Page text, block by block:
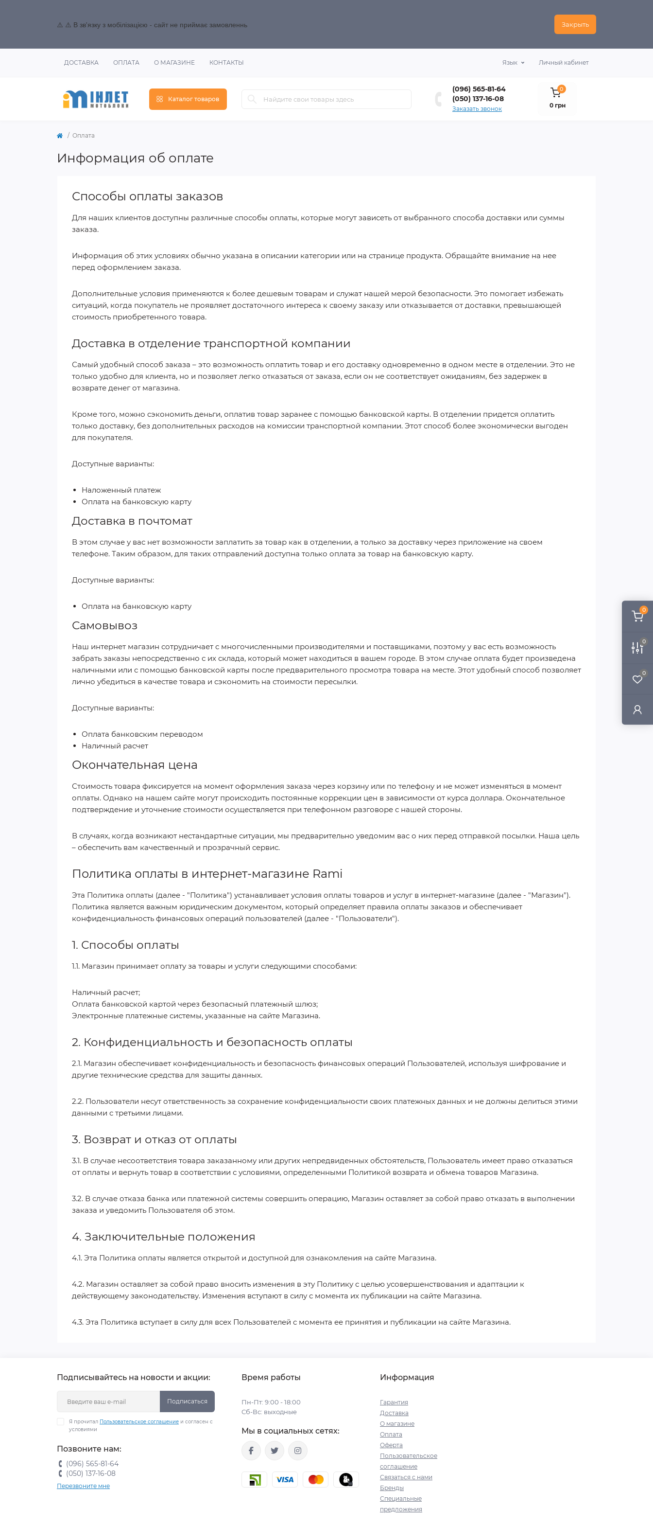
0
0
0
⚠️ ⚠️ В зв'язку з мобілізацією - сайт не приймає замовленнь Закрыть
ДОСТАВКА ОПЛАТА О МАГАЗИНЕ КОНТАКТЫ Язык Личный кабинет
Каталог товаров
(096) 565-81-64
(050) 137-16-08
Заказать звонок
0
0 грн
Оплата
Информация об оплате
Способы оплаты заказов
Для наших клиентов доступны различные способы оплаты, которые могут зависеть от выбранного способа доставки или суммы
заказа.
Информация об этих условиях обычно указана в описании категории или на странице продукта. Обращайте внимание на нее
перед оформлением заказа.
Дополнительные условия применяются к более дешевым товарам и служат нашей мерой безопасности. Это помогает избежать
ситуаций, когда покупатель не проявляет достаточного интереса к своему заказу или отказывается от доставки, превышающей
стоимость приобретенного товара.
Доставка в отделение транспортной компании
Самый удобный способ заказа – это возможность оплатить товар и его доставку одновременно в одном месте в отделении. Это не
только удобно для клиента, но и позволяет легко отказаться от заказа, если он не соответствует ожиданиям, без задержек в
возврате денег от магазина.
Кроме того, можно сэкономить деньги, оплатив товар заранее с помощью банковской карты. В отделении придется оплатить
только доставку, без дополнительных расходов на комиссии транспортной компании. Этот способ более экономически выгоден
для покупателя.
Доступные варианты:
Наложенный платеж
Оплата на банковскую карту
Доставка в почтомат
В этом случае у вас нет возможности заплатить за товар как в отделении, а только за доставку через приложение на своем
телефоне. Таким образом, для таких отправлений доступна только оплата за товар на банковскую карту.
Доступные варианты:
Оплата на банковскую карту
Самовывоз
Наш интернет магазин сотрудничает с многочисленными производителями и поставщиками, поэтому у вас есть возможность
забрать заказы непосредственно с их склада, который может находиться в вашем городе. В этом случае оплата будет произведена
наличными или с помощью банковской карты после предварительного просмотра товара на месте. Этот удобный способ позволяет
лично убедиться в качестве товара и сэкономить на стоимости пересылки.
Доступные варианты:
Оплата банковским переводом
Наличный расчет
Окончательная цена
Стоимость товара фиксируется на момент оформления заказа через корзину или по телефону и не может изменяться в момент
оплаты. Однако на нашем сайте могут происходить постоянные коррекции цен в зависимости от курса доллара. Окончательное
подтверждение и уточнение стоимости осуществляется при телефонном разговоре с нашей стороны.
В случаях, когда возникают нестандартные ситуации, мы предварительно уведомим вас о них перед отправкой посылки. Наша цель
– обеспечить вам качественный и прозрачный сервис.
Политика оплаты в интернет-магазине Rami
Эта Политика оплаты (далее - "Политика") устанавливает условия оплаты товаров и услуг в интернет-магазине (далее - "Магазин").
Политика является важным юридическим документом, который определяет правила оплаты заказов и обеспечивает
конфиденциальность финансовых операций пользователей (далее - "Пользователи").
1. Способы оплаты
1.1. Магазин принимает оплату за товары и услуги следующими способами:
Наличный расчет;
Оплата банковской картой через безопасный платежный шлюз;
Электронные платежные системы, указанные на сайте Магазина.
2. Конфиденциальность и безопасность оплаты
2.1. Магазин обеспечивает конфиденциальность и безопасность финансовых операций Пользователей, используя шифрование и
другие технические средства для защиты данных.
2.2. Пользователи несут ответственность за сохранение конфиденциальности своих платежных данных и не должны делиться этими
данными с третьими лицами.
3. Возврат и отказ от оплаты
3.1. В случае несоответствия товара заказанному или других непредвиденных обстоятельств, Пользователь имеет право отказаться
от оплаты и вернуть товар в соответствии с условиями, определенными Политикой возврата и обмена товаров Магазина.
3.2. В случае отказа банка или платежной системы совершить операцию, Магазин оставляет за собой право отказать в выполнении
заказа и уведомить Пользователя об этом.
4. Заключительные положения
4.1. Эта Политика оплаты является открытой и доступной для ознакомления на сайте Магазина.
4.2. Магазин оставляет за собой право вносить изменения в эту Политику с целью усовершенствования и адаптации к
действующему законодательству. Изменения вступают в силу с момента их публикации на сайте Магазина.
4.3. Эта Политика вступает в силу для всех Пользователей с момента ее принятия и публикации на сайте Магазина.
Подписывайтесь на новости и акции:
Подписаться
Я прочитал Пользовательское соглашение и согласен с
условиями
Позвоните нам:
(096) 565-81-64
(050) 137-16-08
Перезвоните мне
Время работы
Пн-Пт: 9:00 - 18:00
Сб-Вс: выходные
Мы в социальных сетях:
Информация
Гарантия
Доставка
О магазине
Оплата
Оферта
Пользовательское
соглашение
Связаться с нами
Бренды
Специальные
предложения